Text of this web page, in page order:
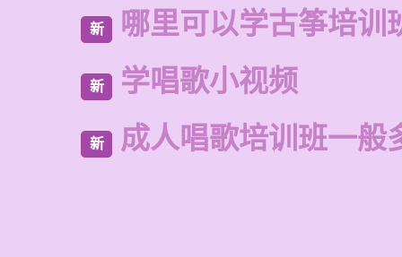
新 哪里可以学古筝培训
新 学唱歌小视频
新 成人唱歌培训班一般